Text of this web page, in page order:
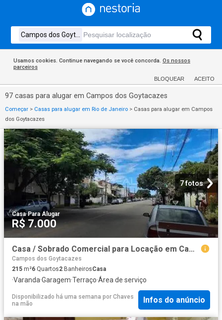
Usamos cookies. Continue navegando se você concorda. Os nossos
parceiros
BLOQUEAR ACEITO
97 casas para alugar em Campos dos Goytacazes
Começar > Casas para alugar em Rio de Janeiro > Casas para alugar em Campos
dos Goytacazes
7 fotos
Casa·Para Alugar
R$ 7.000
Casa / Sobrado Comercial para Locação em Campos dos Goytacazes/RJ Parque Rosário 6 Quartos
Campos dos Goytacazes
215 m²6 Quartos2 BanheirosCasa
·Varanda·Garagem·Terraço·Área de serviço
Disponibilizado há uma semana por Chaves
na mão
Infos do anúncio